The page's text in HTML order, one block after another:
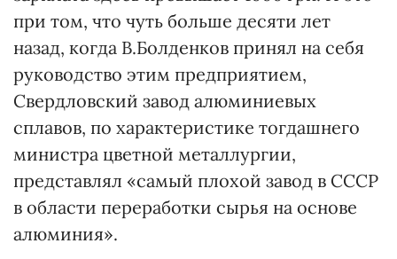
при том, что чуть больше десяти лет
назад, когда В.Болденков принял на себя
руководство этим предприятием,
Свердловский завод алюминиевых
сплавов, по характеристике тогдашнего
министра цветной металлургии,
представлял «самый плохой завод в СССР
в области переработки сырья на основе
алюминия».